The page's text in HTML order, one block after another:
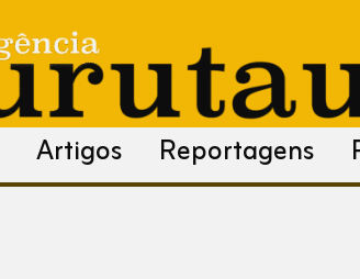
Artigos Reportagens